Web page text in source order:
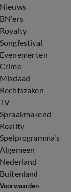
Nieuws
BN'ers
Royalty
Songfestival
Evenementen
Crime
Misdaad
Rechtszaken
TV
Spraakmakend
Reality
Spelprogramma's
Algemeen
Nederland
Buitenland
Voorwaarden